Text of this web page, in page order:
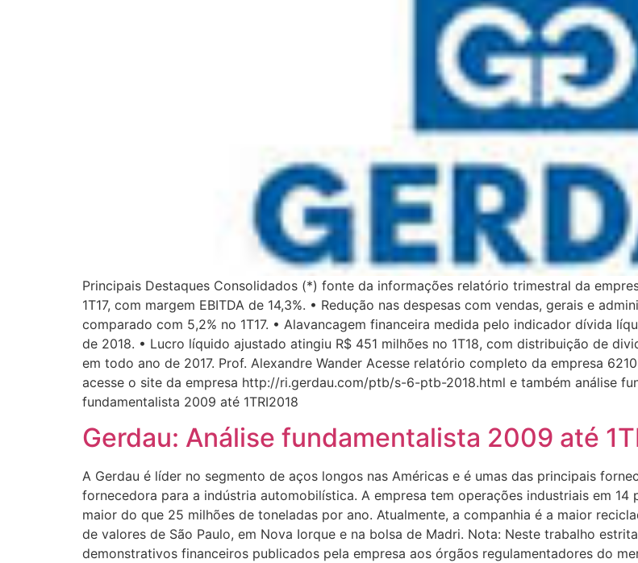
Principais Destaques Consolidados (*) fonte da informações relatório trimestral da
1T17, com margem EBITDA de 14,3%. • Redução nas despesas com vendas, gerais e
comparado com 5,2% no 1T17. • Alavancagem financeira medida pelo indicador dívida
de 2018. • Lucro líquido ajustado atingiu R$ 451 milhões no 1T18, com distribuição de
em todo ano de 2017. Prof. Alexandre Wander Acesse relatório completo da empresa
acesse o site da empresa http://ri.gerdau.com/ptb/s-6-ptb-2018.html e também análise
fundamentalista 2009 até 1TRI2018
Gerdau: Análise fundamentalista 2009 até
A Gerdau é líder no segmento de aços longos nas Américas e é umas das principais
fornecedora para a indústria automobilística. A empresa tem operações industriais em 14
maior do que 25 milhões de toneladas por ano. Atualmente, a companhia é a maior
de valores de São Paulo, em Nova Iorque e na bolsa de Madri. Nota: Neste trabalho
demonstrativos financeiros publicados pela empresa aos órgãos regulamentadores do